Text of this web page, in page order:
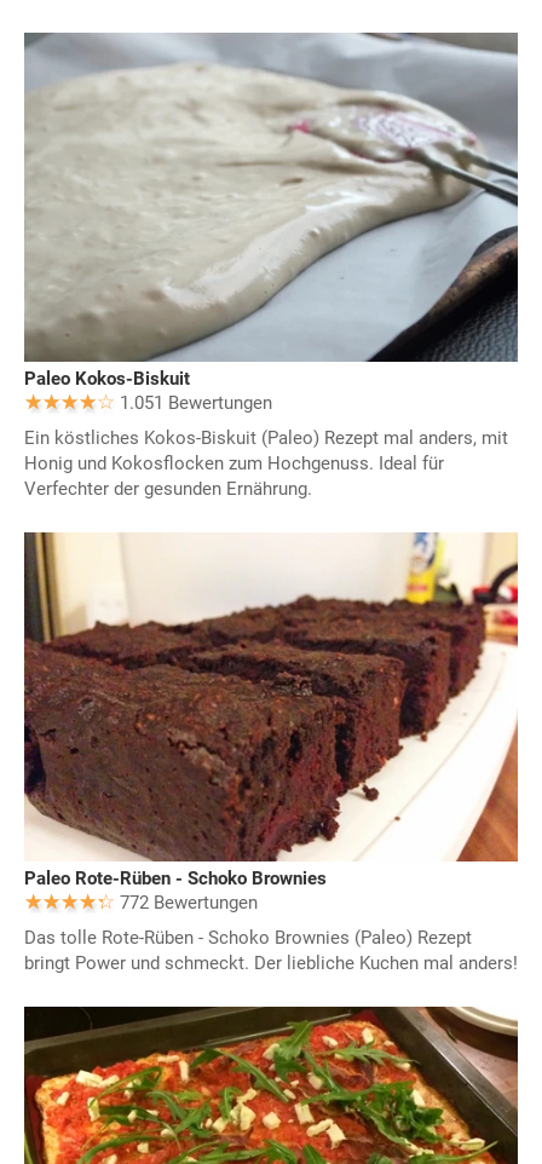
Paleo Kokos-Biskuit
1.051 Bewertungen
Ein köstliches Kokos-Biskuit (Paleo) Rezept mal anders, mit
Honig und Kokosflocken zum Hochgenuss. Ideal für
Verfechter der gesunden Ernährung.
Paleo Rote-Rüben - Schoko Brownies
772 Bewertungen
Das tolle Rote-Rüben - Schoko Brownies (Paleo) Rezept
bringt Power und schmeckt. Der liebliche Kuchen mal anders!